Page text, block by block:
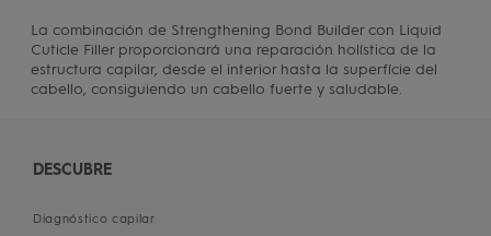
La combinación de Strengthening Bond Builder con Liquid
Cuticle Filler proporcionará una reparación holística de la
estructura capilar, desde el interior hasta la superfície del
cabello, consiguiendo un cabello fuerte y saludable.
DESCUBRE
Diagnóstico capilar